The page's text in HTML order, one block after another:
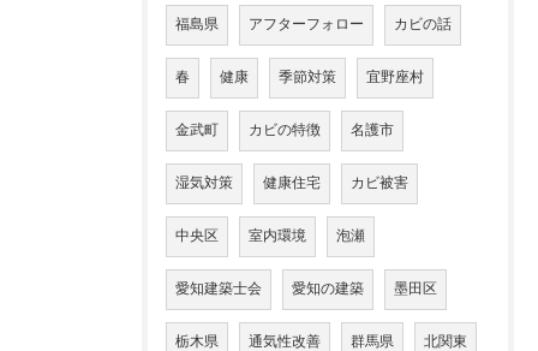
福島県 アフターフォロー カビの話
春 健康 季節対策 宜野座村
金武町 カビの特徴 名護市
湿気対策 健康住宅 カビ被害
中央区 室内環境 泡瀬
愛知建築士会 愛知の建築 墨田区
栃木県 通気性改善 群馬県 北関東